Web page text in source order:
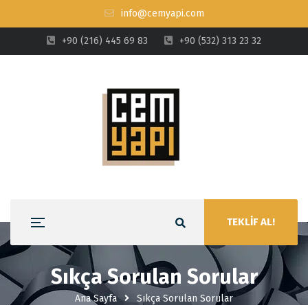
info@cemyapi.com
+90 (216) 445 69 83 +90 (532) 313 23 32
TEKLİF AL!
Sıkça Sorulan Sorular
Ana Sayfa Sıkça Sorulan Sorular